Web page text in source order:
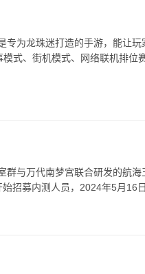
专为龙珠迷打造的手游，能让玩
式、街机模式、网络联机排位
群与万代南梦宫联合研发的航海
招募内测人员，2024年5月16日